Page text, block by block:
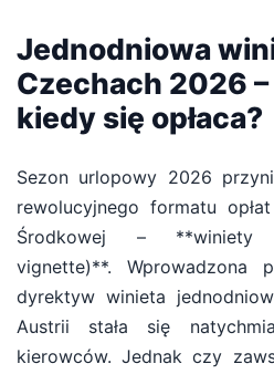
Jednodniowa
Czechach 2026 –
kiedy się opłaca?
Sezon urlopowy 2026
rewolucyjnego formatu
Środkowej – **winiety
vignette)**. Wprowadzona
dyrektyw winieta
Austrii stała się
kierowców. Jednak czy